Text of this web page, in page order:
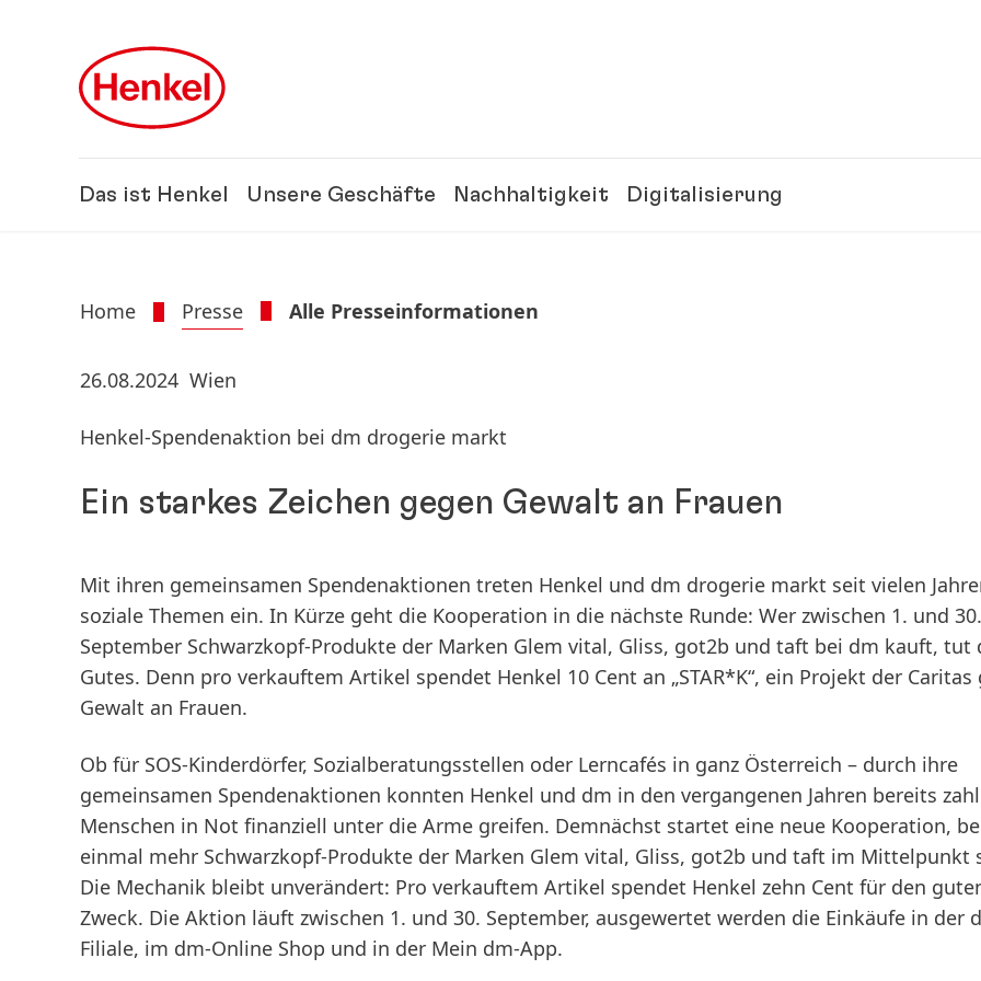
Das ist Henkel Unsere Geschäfte Nachhaltigkeit Digitalisierung
Home Presse Alle Presseinformationen
26.08.2024 Wien
Henkel-Spendenaktion bei dm drogerie markt
Ein starkes Zeichen gegen Gewalt an Frauen
Mit ihren gemeinsamen Spendenaktionen treten Henkel und dm drogerie markt seit vielen
soziale Themen ein. In Kürze geht die Kooperation in die nächste Runde: Wer zwischen 1. und 30.
September Schwarzkopf-Produkte der Marken Glem vital, Gliss, got2b und taft bei dm kauft, tut
Gutes. Denn pro verkauftem Artikel spendet Henkel 10 Cent an „STAR*K“, ein Projekt der Caritas
Gewalt an Frauen.
Ob für SOS-Kinderdörfer, Sozialberatungsstellen oder Lerncafés in ganz Österreich – durch ihre
gemeinsamen Spendenaktionen konnten Henkel und dm in den vergangenen Jahren bereits
Menschen in Not finanziell unter die Arme greifen. Demnächst startet eine neue Kooperation,
einmal mehr Schwarzkopf-Produkte der Marken Glem vital, Gliss, got2b und taft im Mittelpunkt
Die Mechanik bleibt unverändert: Pro verkauftem Artikel spendet Henkel zehn Cent für den
Zweck. Die Aktion läuft zwischen 1. und 30. September, ausgewertet werden die Einkäufe in der
Filiale, im dm-Online Shop und in der Mein dm-App.